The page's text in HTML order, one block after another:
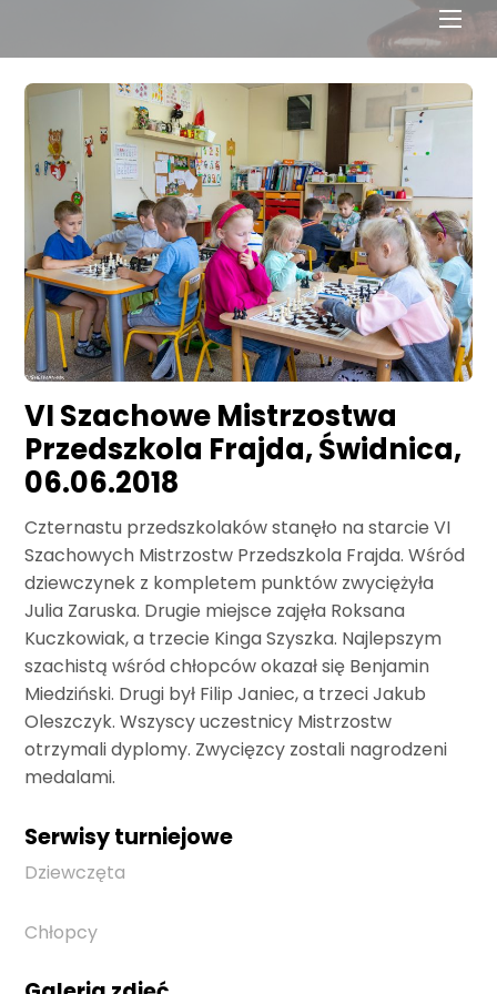
VI Szachowe Mistrzostwa
Przedszkola Frajda, Świdnica,
06.06.2018
Czternastu przedszkolaków stanęło na starcie VI
Szachowych Mistrzostw Przedszkola Frajda. Wśród
dziewczynek z kompletem punktów zwyciężyła
Julia Zaruska. Drugie miejsce zajęła Roksana
Kuczkowiak, a trzecie Kinga Szyszka. Najlepszym
szachistą wśród chłopców okazał się Benjamin
Miedziński. Drugi był Filip Janiec, a trzeci Jakub
Oleszczyk. Wszyscy uczestnicy Mistrzostw
otrzymali dyplomy. Zwycięzcy zostali nagrodzeni
medalami.
Serwisy turniejowe
Dziewczęta
Chłopcy